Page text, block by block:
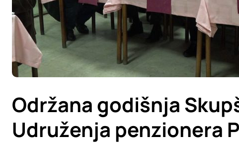
Održana godišnja
Udruženja penzionera